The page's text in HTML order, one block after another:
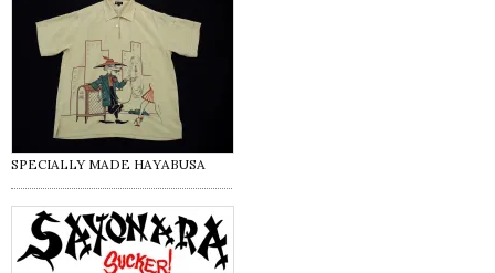
SPECIALLY MADE HAYABUSA